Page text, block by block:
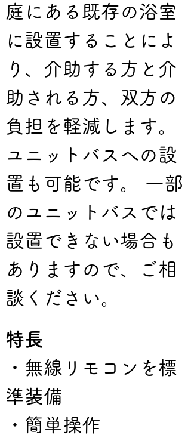
庭にある既存の浴室
に設置することによ
り、介助する方と介
助される方、双方の
負担を軽減します。
ユニットバスへの設
置も可能です。 一部
のユニットバスでは
設置できない場合も
ありますので、ご相
談ください。
特長
・無線リモコンを標
準装備
・簡単操作